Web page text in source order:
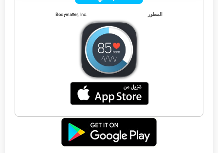
المطور Bodymatter, Inc.